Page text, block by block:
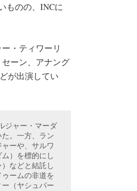
ものの、INCに
・ティワーリ
ーン、アナング
が出演してい
ジャー・マーダ
。一方、ラン
ーや、サルワ
）を標的にし
などと結託し
ームの非道を
（ヤシュパー